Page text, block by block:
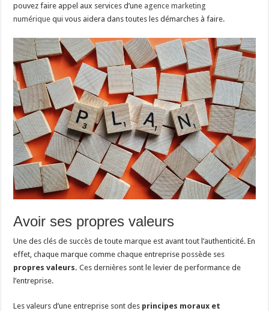
pouvez faire appel aux services d’une agence marketing
numérique qui vous aidera dans toutes les démarches à faire.
Avoir ses propres valeurs
Une des clés de succès de toute marque est avant tout l’authenticité. En
effet, chaque marque comme chaque entreprise possède ses
propres valeurs. Ces dernières sont le levier de performance de
l’entreprise.
Les valeurs d’une entreprise sont des principes moraux et